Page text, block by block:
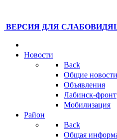
ВЕРСИЯ ДЛЯ
Новости
Back
Общие новости
Объявления
Лабинск-
Мобилизация
Район
Back
Общая